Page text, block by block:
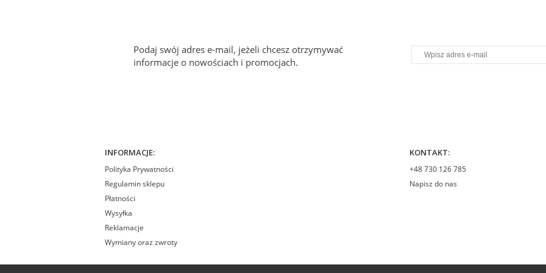
Podaj swój adres e-mail, jeżeli chcesz otrzymywać
informacje o nowościach i promocjach.
INFORMACJE:
Polityka Prywatności
Regulamin sklepu
Płatności
Wysyłka
Reklamacje
Wymiany oraz zwroty
KONTAKT:
+48 730 126 785
Napisz do nas